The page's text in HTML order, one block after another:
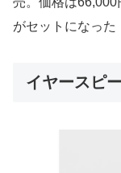
がセットになった
イヤースピ